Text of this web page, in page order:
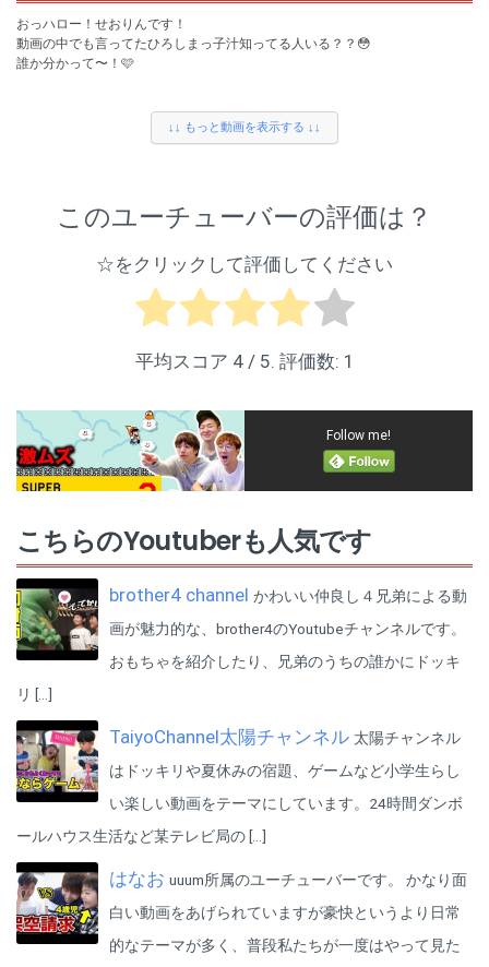
姉妹チャンネルのボンボンTVはコチラ
https://www.youtube.com/bom2tv
楽曲提供：Production Music by http://www.epidemicsound.com
※この撮影は消毒・換気を徹底して行っております。
おっハロー！せおりんです！
動画の中でも言ってたひろしまっ子汁知ってる人いる？？😳
誰か分かって〜！🩷
ぷらぷらぶ公式アカウントはコチラ⸝⸝ᵕ ᵕ⸝⸝♡
X(旧Twitter)：https://x.com/yumechan_o730
Instagram：https://www.instagram.com/yumechan_o730/
TikTok：https://www.tiktok.com/@yumechan_o730
X(旧Twitter)：https://x.com/seorin_bom2
姉妹チャンネルのボンボンTVはコチラ
https://www.youtube.com/bom2tv
楽曲提供：Production Music by http://www.epidemicsound.com
※この撮影は消毒・換気を徹底して行っております。
↓↓ もっと動画を表示する ↓↓
このユーチューバーの評価は？
☆をクリックして評価してください
平均スコア 4/ 5. 評価数: 1
Follow me!
こちらのYoutuberも人気です
brother4 channel かわいい仲良し４兄弟による動
画が魅力的な、brother4のYoutubeチャンネルです。
おもちゃを紹介したり、兄弟のうちの誰かにドッキ
リ […]
TaiyoChannel太陽チャンネル 太陽チャンネル
はドッキリや夏休みの宿題、ゲームなど小学生らし
い楽しい動画をテーマにしています。24時間ダンボ
ールハウス生活など某テレビ局の […]
はなお uuum所属のユーチューバーです。 かなり面
白い動画をあげられていますが豪快というより日常
的なテーマが多く、普段私たちが一度はやって見た